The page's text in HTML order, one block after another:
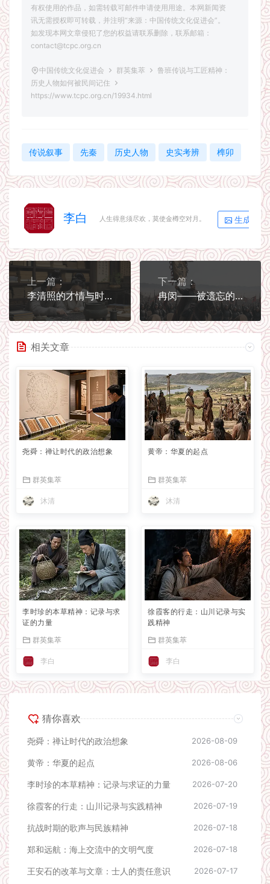
有权使用的作品，如需转载可邮件申请使用用途。本网新闻资
讯无需授权即可转载，并注明“来源：中国传统文化促进会”。
如发现本网文章侵犯了您的权益请联系删除，联系邮箱：
contact@tcpc.org.cn
中国传统文化促进会 群英集萃
鲁班传说与工匠精神：
历史人物如何被民间记住
https://www.tcpc.org.cn/19934.html
传说叙事 先秦 历史人物 史实考辨 榫卯
李白 人生得意须尽欢，莫使金樽空对月。 生成海报
上一篇：
李清照的才情与时代：不只是一位婉约词人
下一篇：
冉闵——被遗忘的武悼天王
相关文章
尧舜：禅让时代的政治想象
群英集萃
沐清
黄帝：华夏的起点
群英集萃
沐清
李时珍的本草精神：记录与求
证的力量
群英集萃
李白
徐霞客的行走：山川记录与实
践精神
群英集萃
李白
猜你喜欢
尧舜：禅让时代的政治想象 2026-08-09
黄帝：华夏的起点 2026-08-06
李时珍的本草精神：记录与求证的力量 2026-07-20
徐霞客的行走：山川记录与实践精神 2026-07-19
抗战时期的歌声与民族精神 2026-07-18
郑和远航：海上交流中的文明气度 2026-07-18
王安石的改革与文章：士人的责任意识 2026-07-17